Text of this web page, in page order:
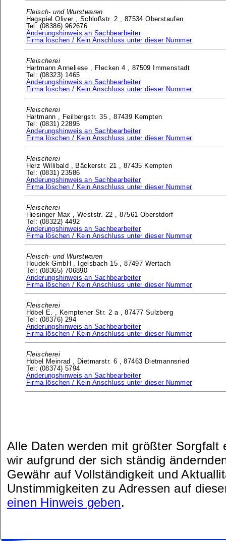
Fleisch- und Wurstwaren
Hagspiel Oliver , Schloßstr. 2 , 87534 Oberstaufen
Tel: (08386) 962676
Änderungshinweis an Sachbearbeiter
Firma löschen / Kein Anschluss unter dieser Nummer
Fleischerei
Hartmann Anneliese , Flecken 4 , 87509 Immenstadt
Tel: (08323) 1465
Änderungshinweis an Sachbearbeiter
Firma löschen / Kein Anschluss unter dieser Nummer
Fleischerei
Hartmann , Feilbergstr. 35 ,87439 Kempten
Tel: (0831) 22895
Änderungshinweis an Sachbearbeiter
Firma löschen / Kein Anschluss unter dieser Nummer
Fleischerei
Herz Willibald , Bäckerstr. 21 , 87435 Kempten
Tel: (0831) 23586
Änderungshinweis an Sachbearbeiter
Firma löschen / Kein Anschluss unter dieser Nummer
Fleischerei
Hiesinger Max , Weststr. 22 , 87561 Oberstdorf
Tel: (08322) 4492
Änderungshinweis an Sachbearbeiter
Firma löschen / Kein Anschluss unter dieser Nummer
Fleisch- und Wurstwaren
Houdek GmbH ,
Igelsbach 15 ,87497 Wertach
Tel: (08365) 706890
Änderungshinweis an Sachbearbeiter
Firma löschen / Kein Anschluss unter dieser Nummer
Fleischerei
Höbel E. , Kemptener Str. 2 a ,87477 Sulzberg
Tel: (08376) 294
Änderungshinweis an Sachbearbeiter
Firma löschen / Kein Anschluss unter dieser Nummer
Fleischerei
Höbel Meinrad , Dietmarstr. 6 ,87463 Dietmannsried
Tel: (08374) 5794
Änderungshinweis an Sachbearbeiter
Firma löschen / Kein Anschluss unter dieser Nummer
Alle Daten werden mit größter Sorgfalt
wir aufgrund der sich ständig
Gewähr auf Vollständigkeit und
Unstimmigkeiten zu Adressen auf
einen Hinweis geben.